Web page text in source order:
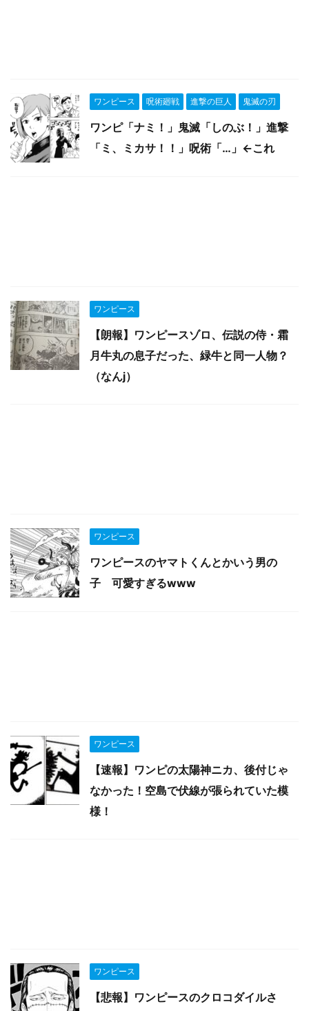
ワンピース 呪術廻戦 進撃の巨人 鬼滅の刃
ワンピ「ナミ！」鬼滅「しのぶ！」進撃
「ミ、ミカサ！！」呪術「…」←これ
ワンピース
【朗報】ワンピースゾロ、伝説の侍・霜
月牛丸の息子だった、緑牛と同一人物？
（なんj）
ワンピース
ワンピースのヤマトくんとかいう男の
子 可愛すぎるwww
ワンピース
【速報】ワンピの太陽神ニカ、後付じゃ
なかった！空島で伏線が張られていた模
様！
ワンピース
【悲報】ワンピースのクロコダイルさ